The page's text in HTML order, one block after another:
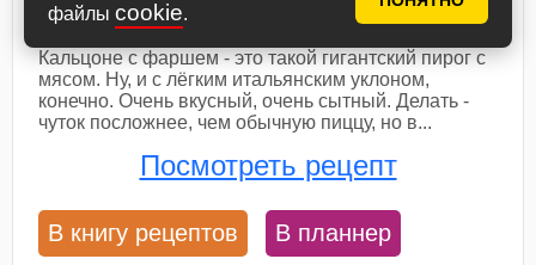
файлы cookie.
Кальцоне с фаршем
Кальцоне с фаршем - это такой гигантский пирог с
мясом. Ну, и с лёгким итальянским уклоном,
конечно. Очень вкусный, очень сытный. Делать -
чуток посложнее, чем обычную пиццу, но в...
Посмотреть рецепт
В книгу рецептов В планнер